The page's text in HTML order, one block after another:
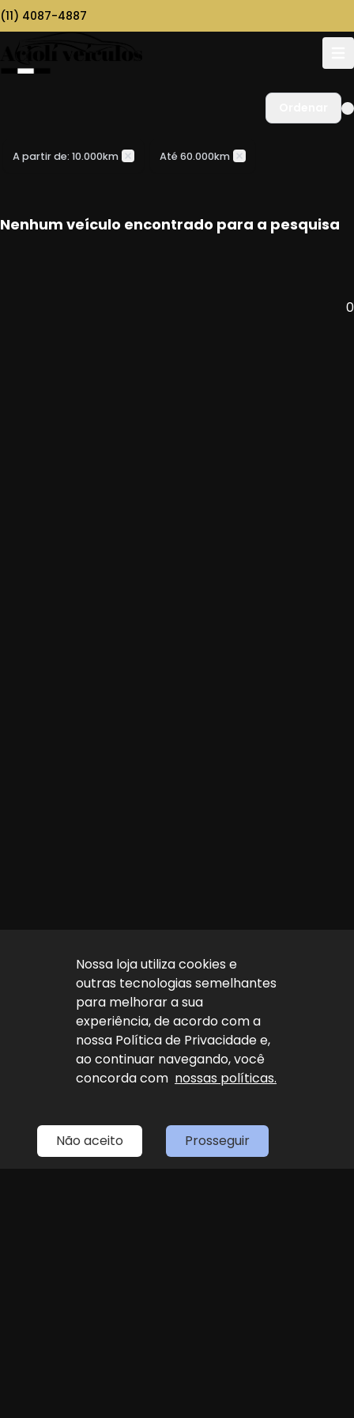
(11) 4087-4887
A partir de: 10.000km Até 60.000km
Nenhum veículo encontrado para a pesquisa
0
HomeEstoqueFale ConoscoSobre Nós
Entre em contato
(11) 4087-4887
Nossa loja utiliza cookies e
outras tecnologias semelhantes
para melhorar a sua
experiência, de acordo com a
nossa Política de Privacidade e,
ao continuar navegando, você
concorda com nossas políticas.
Não aceito Prosseguir